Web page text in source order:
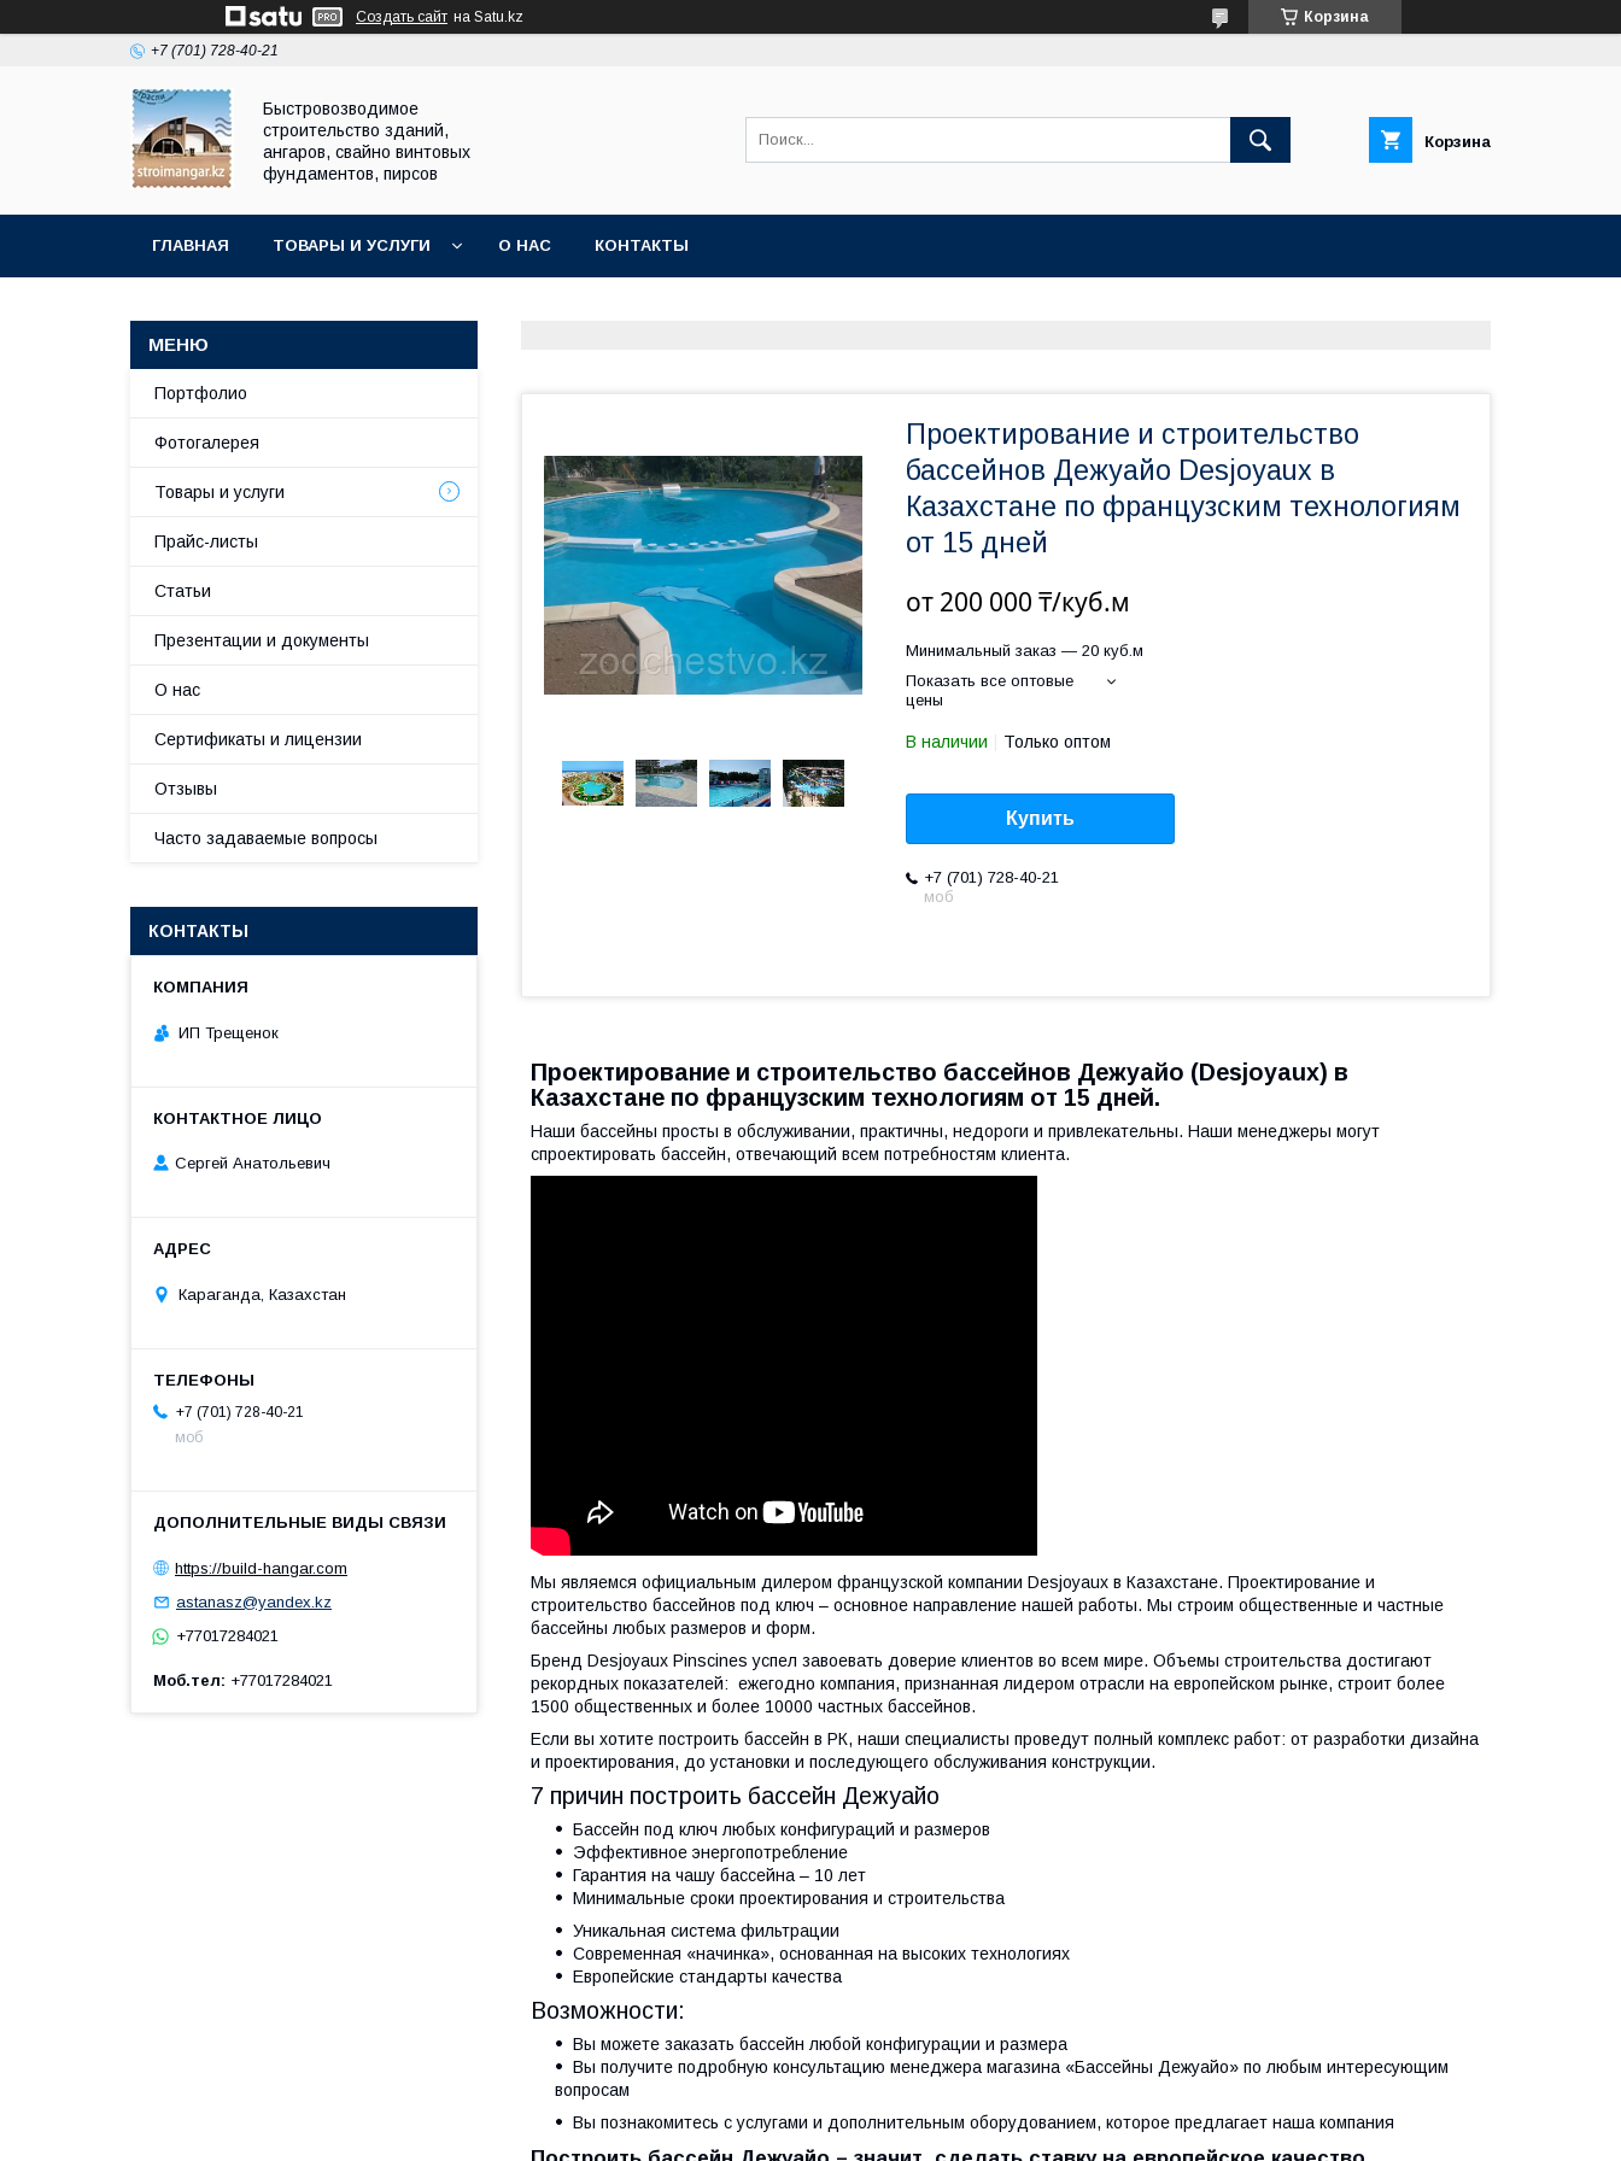
Создать сайт на Satu.kz Корзина
+7 (701) 728-40-21
Быстровозводимое
строительство зданий,
ангаров, свайно винтовых
фундаментов, пирсов
Корзина
ГЛАВНАЯ ТОВАРЫ И УСЛУГИ О НАС КОНТАКТЫ
Проектирование и строительство
бассейнов Дежуайо Desjoyaux в
Казахстане по французским технологиям
от 15 дней
от 200 000 ₸/куб.м
Минимальный заказ — 20 куб.м
Показать все оптовые
цены
В наличии Только оптом
Купить
+7 (701) 728-40-21
моб
Проектирование и строительство бассейнов Дежуайо (Desjoyaux) в
Казахстане по французским технологиям от 15 дней.
Наши бассейны просты в обслуживании, практичны, недороги и привлекательны. Наши менеджеры могут
спроектировать бассейн, отвечающий всем потребностям клиента.
Мы являемся официальным дилером французской компании Desjoyaux в Казахстане. Проектирование и
строительство бассейнов под ключ – основное направление нашей работы. Мы строим общественные и частные
бассейны любых размеров и форм.
Бренд Desjoyaux Pinscines успел завоевать доверие клиентов во всем мире. Объемы строительства достигают
рекордных показателей: ежегодно компания, признанная лидером отрасли на европейском рынке, строит более
1500 общественных и более 10000 частных бассейнов.
Если вы хотите построить бассейн в РК, наши специалисты проведут полный комплекс работ: от разработки дизайна
и проектирования, до установки и последующего обслуживания конструкции.
7 причин построить бассейн Дежуайо
Бассейн под ключ любых конфигураций и размеров
Эффективное энергопотребление
Гарантия на чашу бассейна – 10 лет
Минимальные сроки проектирования и строительства
Уникальная система фильтрации
Современная «начинка», основанная на высоких технологиях
Европейские стандарты качества
Возможности:
Вы можете заказать бассейн любой конфигурации и размера
Вы получите подробную консультацию менеджера магазина «Бассейны Дежуайо» по любым интересующим
вопросам
Вы познакомитесь с услугами и дополнительным оборудованием, которое предлагает наша компания
Портфолио
Фотогалерея
Товары и услуги
Прайс-листы
Статьи
Презентации и документы
О нас
Сертификаты и лицензии
Отзывы
Часто задаваемые вопросы
КОНТАКТЫ
ИП Трещенок
Сергей Анатольевич
Караганда, Казахстан
+7 (701) 728-40-21
моб
https://build-hangar.com
astanasz@yandex.kz
+77017284021
Моб.тел +77017284021